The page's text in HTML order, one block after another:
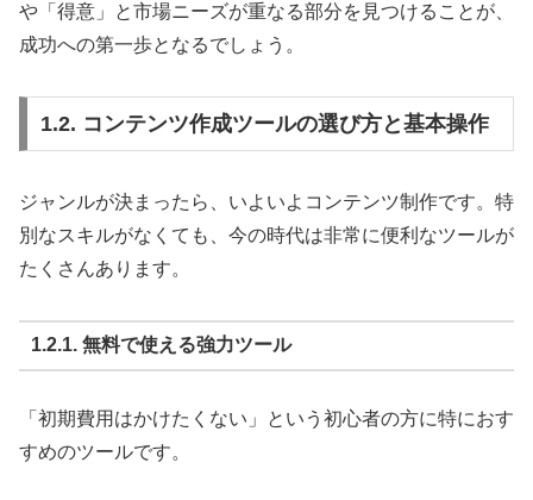
や「得意」と市場ニーズが重なる部分を見つけることが、
成功への第一歩となるでしょう。
1.2. コンテンツ作成ツールの選び方と基本操作
ジャンルが決まったら、いよいよコンテンツ制作です。特
別なスキルがなくても、今の時代は非常に便利なツールが
たくさんあります。
1.2.1. 無料で使える強力ツール
「初期費用はかけたくない」という初心者の方に特におす
すめのツールです。